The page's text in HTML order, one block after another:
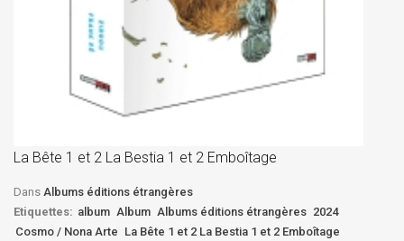
La Bête 1 et 2 La Bestia 1 et 2 Emboîtage
Dans Albums éditions étrangères
Etiquettes: album Album Albums éditions étrangères 2024
Cosmo / Nona Arte La Bête 1 et 2 La Bestia 1 et 2 Emboîtage